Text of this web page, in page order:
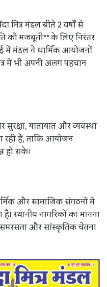
मित्र मंडल बीते 2 वर्षों से
की मजबूती** के लिए निरंतर
में मंडल ने धार्मिक आयोजनों
में भी अपनी अलग पहचान
सुरक्षा, यातायात और व्यवस्था
रही हैं, ताकि आयोजन
हो सके।
और सामाजिक संगठनों में
स्थानीय नागरिकों का मानना
और सांस्कृतिक चेतना